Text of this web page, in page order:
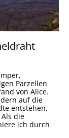
Parzellen
von Alice.
auf die
entstehen,
die
ich durch